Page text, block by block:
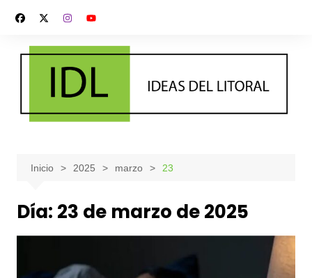
contenido
Inicio 2025 marzo 23
Día: 23 de marzo de 2025